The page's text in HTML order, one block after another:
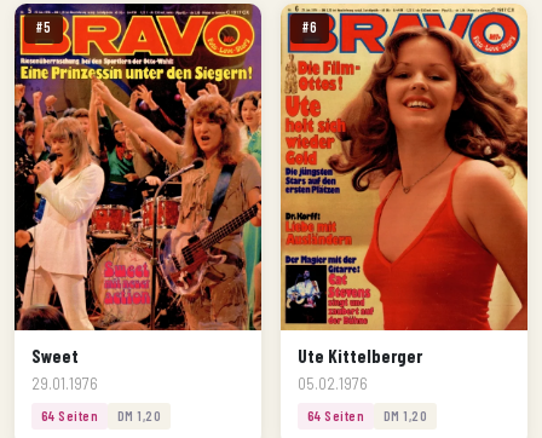
#5
Sweet
29.01.1976
64 Seiten DM 1,20
#6
Ute Kittelberger
05.02.1976
64 Seiten DM 1,20